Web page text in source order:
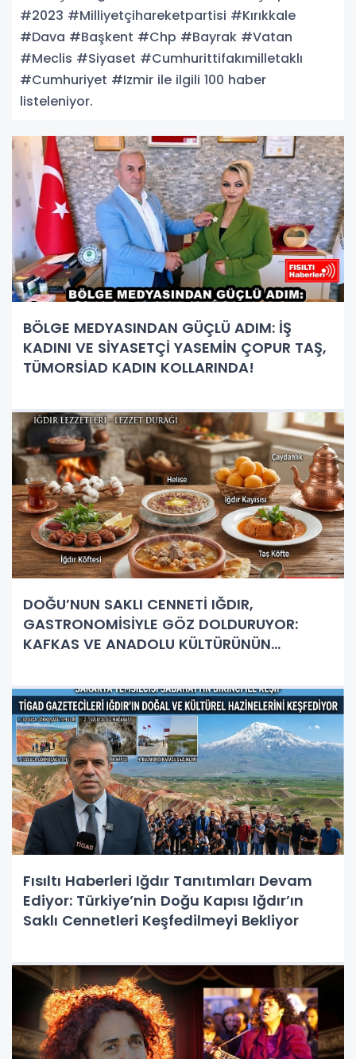
#2023 #Milliyetçihareketpartisi #Kırıkkale
#Dava #Başkent #Chp #Bayrak #Vatan
#Meclis #Siyaset #Cumhurittifakımilletaklı
#Cumhuriyet #Izmir ile ilgili 100 haber
listeleniyor.
BÖLGE MEDYASINDAN GÜÇLÜ ADIM: İŞ
KADINI VE SİYASETÇİ YASEMİN ÇOPUR TAŞ,
TÜMORSİAD KADIN KOLLARINDA!
DOĞU’NUN SAKLI CENNETİ IĞDIR,
GASTRONOMİSİYLE GÖZ DOLDURUYOR:
KAFKAS VE ANADOLU KÜLTÜRÜNÜN
Fısıltı Haberleri Iğdır Tanıtımları Devam
Ediyor: Türkiye’nin Doğu Kapısı Iğdır’ın
Saklı Cennetleri Keşfedilmeyi Bekliyor